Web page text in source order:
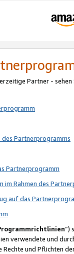
Partner - sehen
des Partnerprogramms
Partnerprogramm
im Rahmen des
auf das
“)
verwendete und
Rechte und Pflichten